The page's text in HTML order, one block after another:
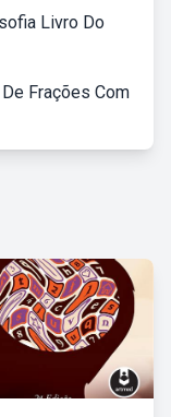
Livro Do
Frações Com